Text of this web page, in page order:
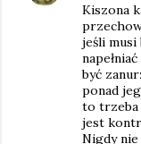
Kiszona
jeśli musi
być
ponad
to trzeba
jest
Nigdy